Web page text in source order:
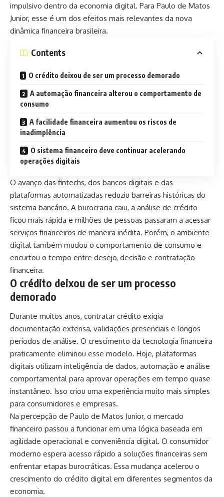
impulsivo dentro da economia digital. Para Paulo de Matos
Junior, esse é um dos efeitos mais relevantes da nova
dinâmica financeira brasileira.
Contents
O crédito deixou de ser um processo demorado
A automação financeira alterou o comportamento de
consumo
A facilidade financeira aumentou os riscos de
inadimplência
O sistema financeiro deve continuar acelerando
operações digitais
O avanço das fintechs, dos bancos digitais e das
plataformas automatizadas reduziu barreiras históricas do
sistema bancário. A burocracia caiu, a análise de crédito
ficou mais rápida e milhões de pessoas passaram a acessar
serviços financeiros de maneira inédita. Porém, o ambiente
digital também mudou o comportamento de consumo e
encurtou o tempo entre desejo, decisão e contratação
financeira.
O crédito deixou de ser um processo
demorado
Durante muitos anos, contratar crédito exigia
documentação extensa, validações presenciais e longos
períodos de análise. O crescimento da tecnologia financeira
praticamente eliminou esse modelo. Hoje, plataformas
digitais utilizam inteligência de dados, automação e análise
comportamental para aprovar operações em tempo quase
instantâneo. Isso criou uma experiência muito mais simples
para consumidores e empresas.
Na percepção de Paulo de Matos Junior, o mercado
financeiro passou a funcionar em uma lógica baseada em
agilidade operacional e conveniência digital. O consumidor
moderno espera acesso rápido a soluções financeiras sem
enfrentar etapas burocráticas. Essa mudança acelerou o
crescimento do crédito digital em diferentes segmentos da
economia.